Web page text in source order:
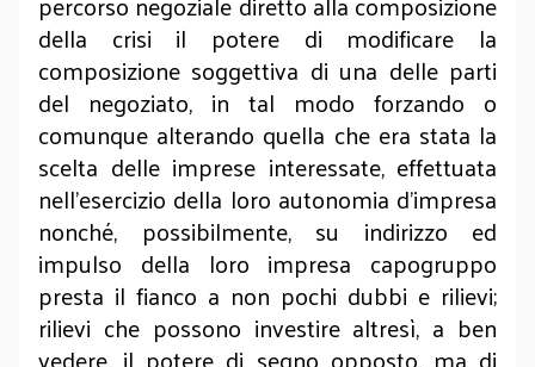
della crisi il potere di modificare la
composizione soggettiva di una delle parti
del negoziato, in tal modo forzando o
comunque alterando quella che era stata la
scelta delle imprese interessate, effettuata
nell’esercizio della loro autonomia d’impresa
nonché, possibilmente, su indirizzo ed
impulso della loro impresa capogruppo
presta il fianco a non pochi dubbi e rilievi;
rilievi che possono investire altresì, a ben